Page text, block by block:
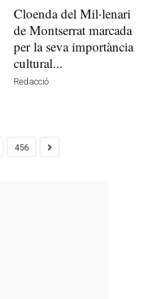
Cloenda del Mil·lenari
de Montserrat marcada
per la seva importància
cultural...
Redacció
456